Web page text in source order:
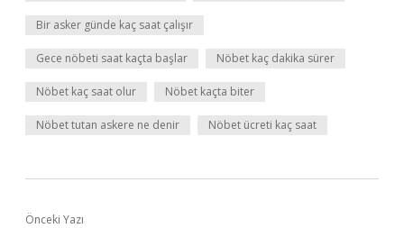
Bir asker günde kaç saat çalışır
Gece nöbeti saat kaçta başlar Nöbet kaç dakika sürer
Nöbet kaç saat olur Nöbet kaçta biter
Nöbet tutan askere ne denir Nöbet ücreti kaç saat
Önceki Yazı